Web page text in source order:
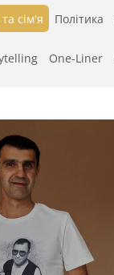
сім'я Політика
One-Liner